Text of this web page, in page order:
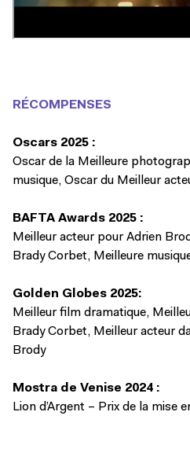
RÉCOMPENSES
Oscars 2025 :
Oscar de la Meilleure
musique, Oscar du Meilleur
BAFTA Awards 2025 :
Meilleur acteur pour Adrien
Brady Corbet, Meilleure
Golden Globes 2025:
Meilleur film dramatique,
Brady Corbet, Meilleur acteur
Brody
Mostra de Venise 2024 :
Lion d’Argent – Prix de la mise